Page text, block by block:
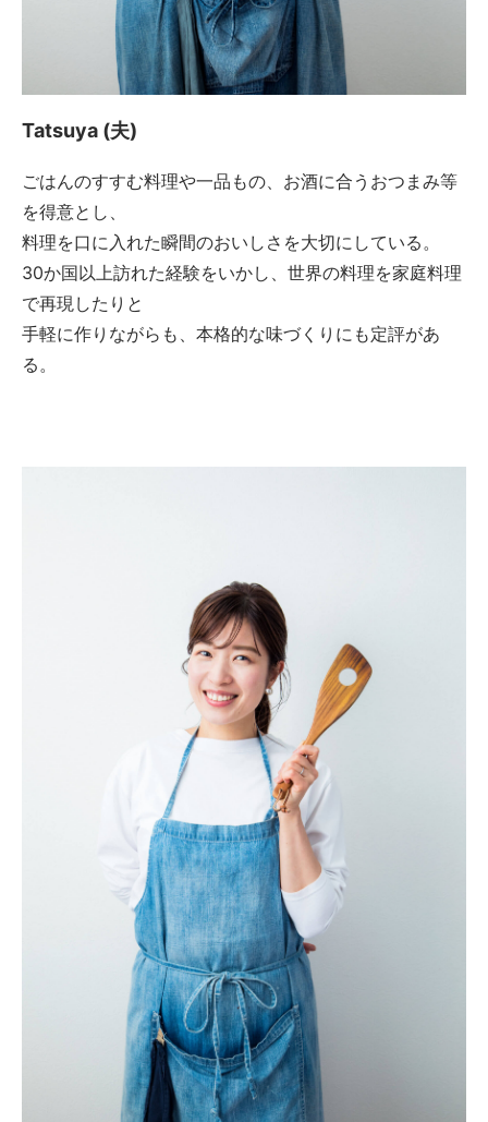
Tatsuya (夫)
ごはんのすすむ料理や一品もの、お酒に合うおつまみ等
を得意とし、
料理を口に入れた瞬間のおいしさを大切にしている。
30か国以上訪れた経験をいかし、世界の料理を家庭料理
で再現したりと
手軽に作りながらも、本格的な味づくりにも定評があ
る。